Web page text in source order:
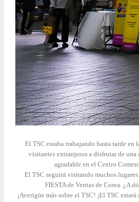
El TSC estaba trabajando hasta tarde en
visitantes extranjeros a disfrutar de una
agradable en el Centro
El TSC seguirá visitando muchos
FIESTA de Ventas de Corea. ¿A
¡Averigüe más sobre el TSC! ¡El TSC